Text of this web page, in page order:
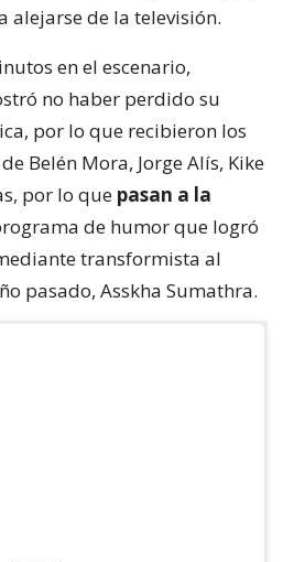
alejarse de la televisión.
en el escenario,
no haber perdido su
por lo que recibieron los
Belén Mora, Jorge Alís, Kike
por lo que pasan a la
de humor que logró
transformista al
pasado, Asskha Sumathra.